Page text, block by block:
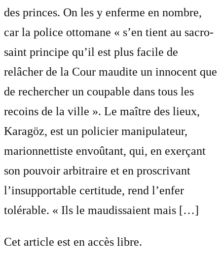
des princes. On les y enferme en nombre,
car la police ottomane « s’en tient au sacro-
saint principe qu’il est plus facile de
relâcher de la Cour maudite un innocent que
de rechercher un coupable dans tous les
recoins de la ville ». Le maître des lieux,
Karagöz, est un policier manipulateur,
marionnettiste envoûtant, qui, en exerçant
son pouvoir arbitraire et en proscrivant
l’insupportable certitude, rend l’enfer
tolérable. « Ils le maudissaient mais […]
Cet article est en accès libre.